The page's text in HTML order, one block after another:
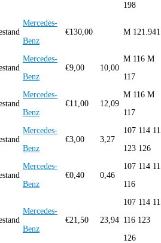
198
Mercedes-
Benz
€130,00 M 121.941
Mercedes-
Benz
€9,00 10,00
M 116 M
117
Mercedes-
Benz
€11,00 12,09
M 116 M
117
Mercedes-
Benz
€3,00 3,27
107 114
123 126
Mercedes-
Benz
€0,40 0,46
107 114
116
Mercedes-
Benz
€21,50 23,94
107 114
116 123
126